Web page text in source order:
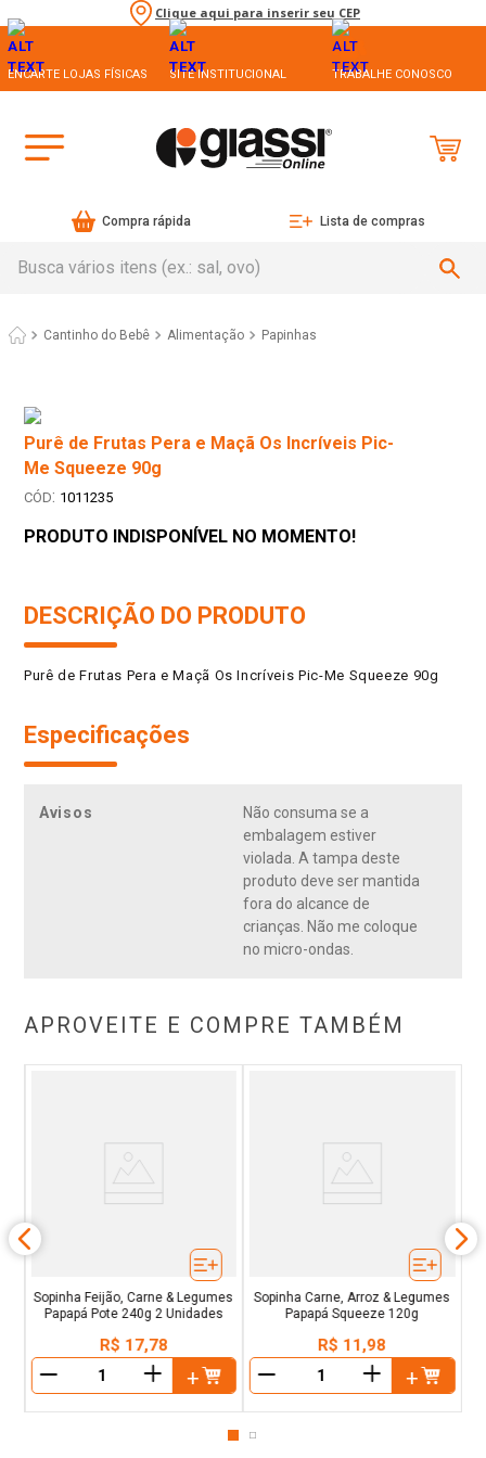
Clique aqui para inserir seu CEP
ENCARTE LOJAS FÍSICAS SITE INSTITUCIONAL TRABALHE CONOSCO
Compra rápida Lista de compras
Cantinho do Bebê Alimentação Papinhas
Purê de Frutas Pera e Maçã Os Incríveis Pic-
Me Squeeze 90g
: 1011235
PRODUTO INDISPONÍVEL NO MOMENTO!
DESCRIÇÃO DO PRODUTO
Purê de Frutas Pera e Maçã Os Incríveis Pic-Me Squeeze 90g
Especificações
Avisos
Não consuma se a
embalagem estiver
violada. A tampa deste
produto deve ser mantida
fora do alcance de
crianças. Não me coloque
no micro-ondas.
APROVEITE E COMPRE TAMBÉM
Sopinha Feijão, Carne & Legumes
Papapá Pote 240g 2 Unidades
R$ 17,78
＋
Sopinha Carne, Arroz & Legumes
Papapá Squeeze 120g
R$ 11,98
＋